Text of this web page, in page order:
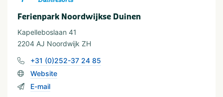
Kids & familie
Provinz und Region
Zuid-Holland
Noordzee
In der Nähe
Ferienpark Noordwijkse Duinen
Kapelleboslaan 41
2204 AJ Noordwijk ZH
+31 (0)252-37 24 85
Website
E-mail